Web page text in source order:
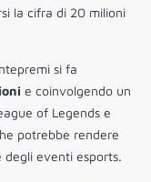
la cifra di 20 milioni
si fa
e coinvolgendo un
of Legends e
potrebbe rendere
degli eventi esports.